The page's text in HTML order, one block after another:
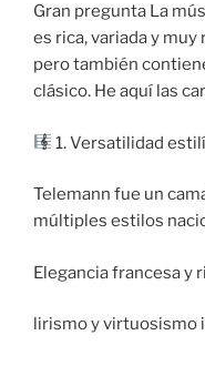
Gran pregunta La
es rica, variada y
pero también
clásico. He aquí las
1. Versatilidad
Telemann fue un
múltiples estilos
Elegancia francesa y
lirismo y virtuosismo